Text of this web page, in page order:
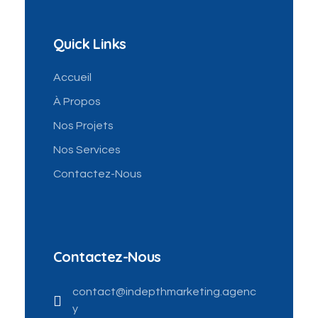
Quick Links
Accueil
À Propos
Nos Projets
Nos Services
Contactez-Nous
Contactez-Nous
contact@indepthmarketing.agenc
y